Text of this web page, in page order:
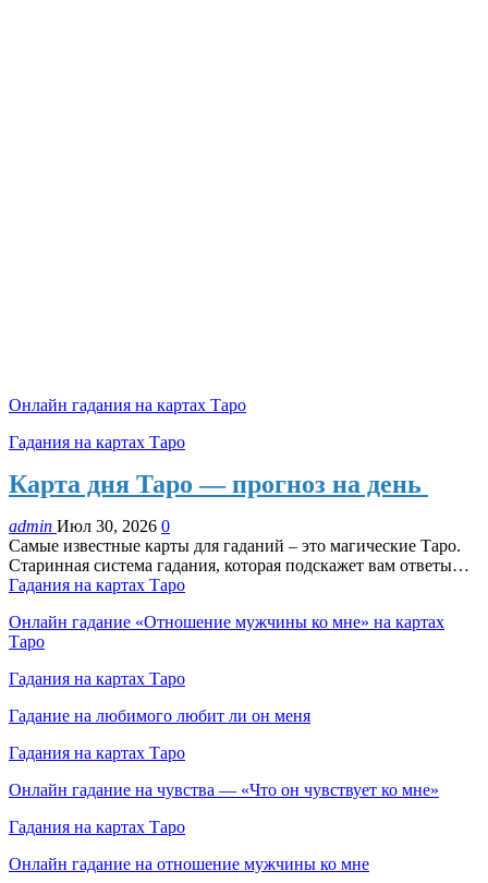
Онлайн гадания на картах Таро
Гадания на картах Таро
Карта дня Таро — прогноз на день
admin Июл 30, 2026 0
Самые известные карты для гаданий – это магические Таро.
Старинная система гадания, которая подскажет вам ответы…
Гадания на картах Таро
Онлайн гадание «Отношение мужчины ко мне» на картах
Таро
Гадания на картах Таро
Гадание на любимого любит ли он меня
Гадания на картах Таро
Онлайн гадание на чувства — «Что он чувствует ко мне»
Гадания на картах Таро
Онлайн гадание на отношение мужчины ко мне